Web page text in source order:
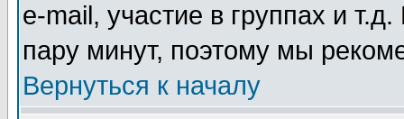
e-mail, участие в группах и
пару минут, поэтому мы
Вернуться к началу